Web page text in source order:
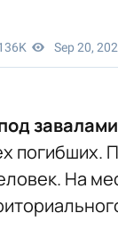
завалами
погибших.
На